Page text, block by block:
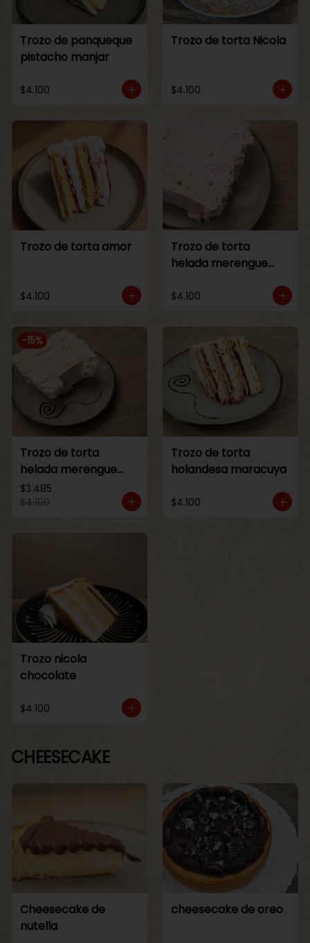
Trozo de panqueque
pistacho manjar
$4.100
Trozo de torta Nicola
$4.100
Trozo de torta amor
$4.100
Trozo de torta
helada merengue
$4.100
-15%
Trozo de torta
helada merengue
lucuma
$3.485
$4.100
Trozo de torta
holandesa maracuya
$4.100
Trozo nicola
chocolate
$4.100
CHEESECAKE
Cheesecake de
nutella
cheesecake de oreo